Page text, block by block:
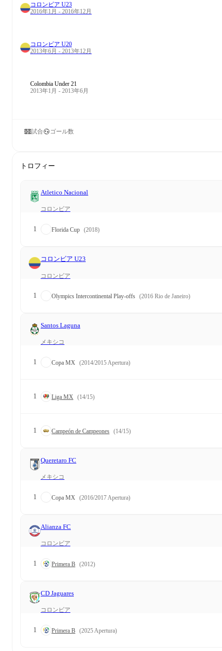
コロンビア U23
2016年1月 - 2016年12月
コロンビア U20
2013年6月 - 2013年12月
Colombia Under 21
2013年1月 - 2013年6月
試合 ゴール数
トロフィー
Atletico Nacional
コロンビア
1 Florida Cup (2018)
コロンビア U23
コロンビア
1 Olympics Intercontinental Play-offs (2016 Rio de Janeiro)
Santos Laguna
メキシコ
1 Copa MX (2014/2015 Apertura)
1 Liga MX (14/15)
1 Campeón de Campeones (14/15)
Queretaro FC
メキシコ
1 Copa MX (2016/2017 Apertura)
Alianza FC
コロンビア
1 Primera B (2012)
CD Jaguares
コロンビア
1 Primera B (2025 Apertura)